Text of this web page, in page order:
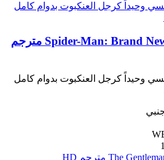
وحيداً كرجل العنكبوت بدوام كامل
فيلم Spider-Man: Brand New Day 2026 مترجم
وحيداً كرجل العنكبوت بدوام كامل